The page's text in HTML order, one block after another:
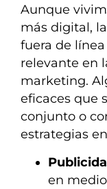
Aunque
más digital,
fuera de
relevante en
marketing.
eficaces que
conjunto o
estrategias
en